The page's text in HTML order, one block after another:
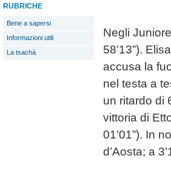
RUBRICHE
Bene a sapersi
Informazioni utili
La tsachà
Negli
58’13”).
accusa la
nel testa a
un ritardo di
vittoria di
01’01”). In
d’Aosta; a